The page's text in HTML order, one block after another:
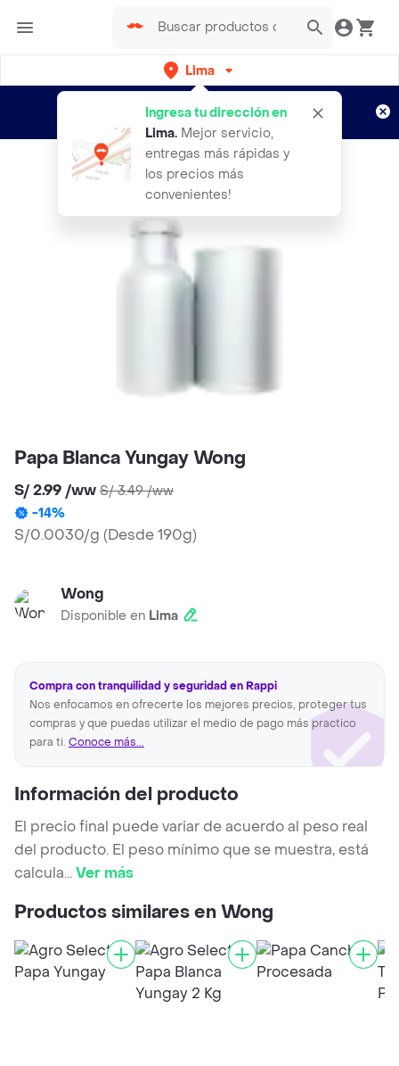
Lima
Ingresa tu dirección en
Lima. Mejor servicio,
entregas más rápidas y
los precios más
convenientes!
envíos gratis por semanas
Aplican TyC
Papa Blanca Yungay Wong
S/ 2.99 /ww S/ 3.49/ww
-14%
S/0.0030/g (Desde 190g)
Wong
Disponible en Lima
Compra con tranquilidad y seguridad en Rappi
Nos enfocamos en ofrecerte los mejores precios, proteger tus
compras y que puedas utilizar el medio de pago más practico
para ti. Conoce más...
Información del producto
El precio final puede variar de acuerdo al peso real
del producto. El peso mínimo que se muestra, está
calcula...Ver más
Productos similares en Wong